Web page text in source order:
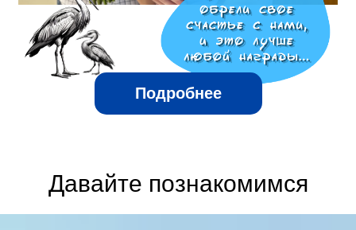
Подробнее
Давайте познакомимся